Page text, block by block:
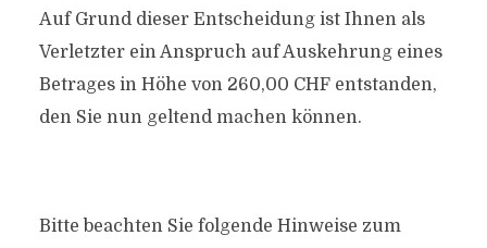
Auf Grund dieser Entscheidung ist Ihnen als
Verletzter ein Anspruch auf Auskehrung eines
Betrages in Höhe von 260,00 CHF entstanden,
den Sie nun geltend machen können.
Bitte beachten Sie folgende Hinweise zum